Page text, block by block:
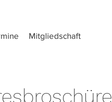
Mitgliedschaft